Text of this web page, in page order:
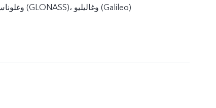
نظام جي بي إس (GPS)، ونظام بايدو للملاحة (BeiDou)، وغلوناس للملاحة (GLONASS)، وغاليليو (Galileo)